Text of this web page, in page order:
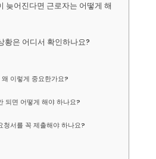
늦어진다면 근로자는 어떻게 해
황은 어디서 확인하나요?
이렇게 중요한가요?
되면 어떻게 해야 하나요?
청서를 꼭 제출해야 하나요?